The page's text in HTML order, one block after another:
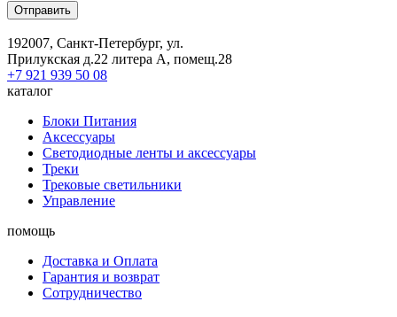
Отправить
192007, Санкт-Петербург, ул.
Прилукская д.22 литера А, помещ.28
+7 921 939 50 08
каталог
Блоки Питания
Аксессуары
Светодиодные ленты и аксессуары
Треки
Трековые светильники
Управление
помощь
Доставка и Оплата
Гарантия и возврат
Сотрудничество